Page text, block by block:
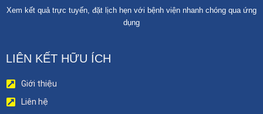
Xem kết quả trực tuyến, đặt lịch hẹn với bệnh viện nhanh chóng qua ứng
dụng
LIÊN KẾT HỮU ÍCH
Giới thiệu
Liên hệ